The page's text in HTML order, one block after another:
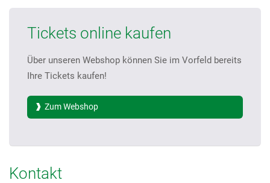
Tickets online kaufen
Über unseren Webshop können Sie im Vorfeld bereits
Ihre Tickets kaufen!
Zum Webshop
Kontakt